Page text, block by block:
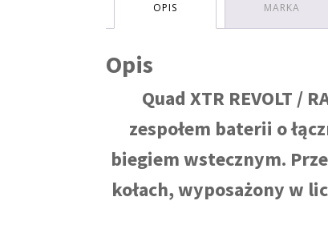
OPIS MARKA
Opis
Quad XTR REVOLT /
zespołem baterii o
biegiem wstecznym.
kołach, wyposażony w